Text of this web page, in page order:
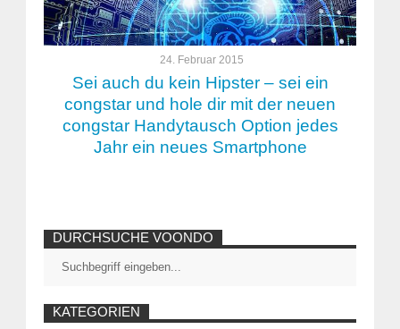
24. Februar 2015
Sei auch du kein Hipster – sei ein
congstar und hole dir mit der neuen
congstar Handytausch Option jedes
Jahr ein neues Smartphone
DURCHSUCHE VOONDO
KATEGORIEN